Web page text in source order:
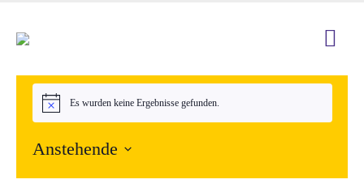
HinweisEs wurden keine Ergebnisse gefunden.
Anstehende